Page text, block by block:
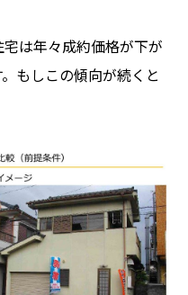
は年々成約価格が下が
もしこの傾向が続くと